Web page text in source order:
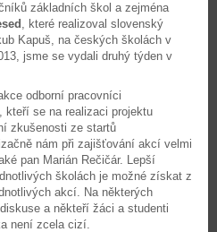
základních škol a zejména
, které realizoval slovenský
Kapuš, na českých školách v
jsme se vydali druhý týden v
odborní pracovníci
kteří se na realizaci projektu
zkušenosti ze startů
nám při zajišťování akcí velmi
pan Marián Rečičár. Lepší
školách je možné získat z
akcí. Na některých
a někteří žáci a studenti
není zcela cizí.